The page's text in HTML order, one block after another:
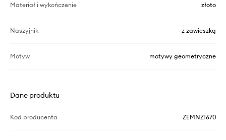
Materiał i wykończenie złoto
Naszyjnik z zawieszką
Motyw motywy geometryczne
Dane produktu
Kod producenta ZEMNZ1670